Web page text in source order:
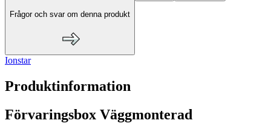
Frågor och svar om denna produkt
Ionstar
Produktinformation
Förvaringsbox Väggmonterad